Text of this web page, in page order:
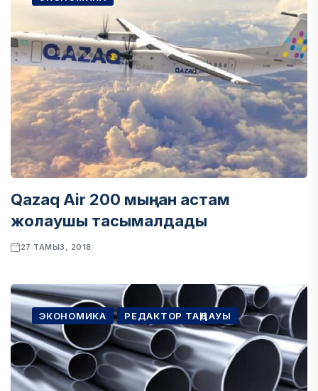
Qazaq Air 200 мыңнан астам
жолаушы тасымалдады
27 ТАМЫЗ, 2018
ЭКОНОМИКА РЕДАКТОР ТАҢДАУЫ